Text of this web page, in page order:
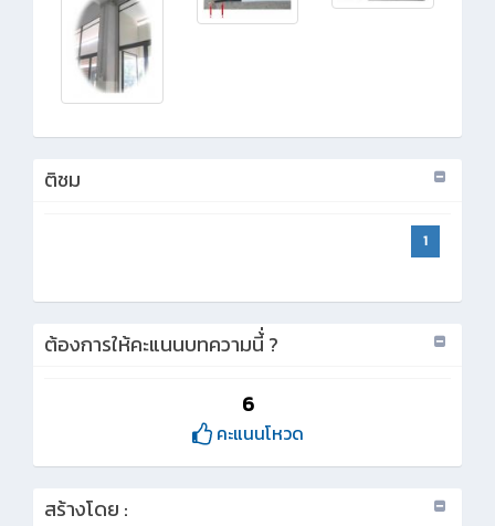
ติชม
1
ต้องการให้คะแนนบทความนี้่ ?
6
คะแนนโหวด
สร้างโดย :